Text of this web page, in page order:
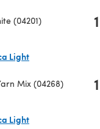
(04201) 1
Light
Mix (04268) 1
Light